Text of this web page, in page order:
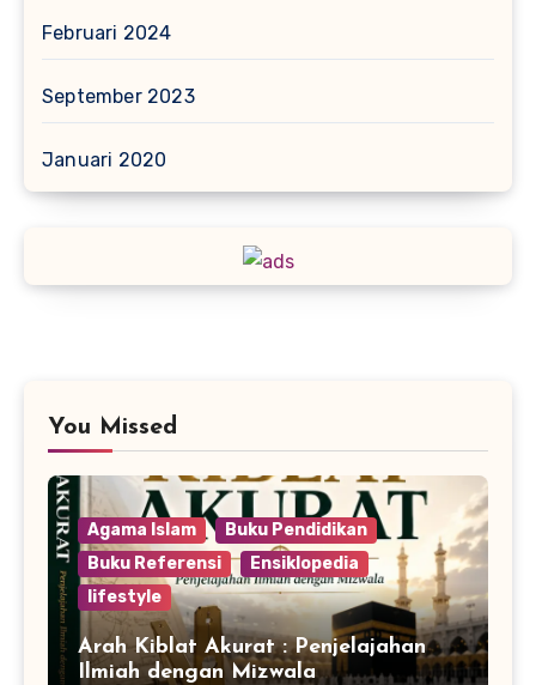
Februari 2024
September 2023
Januari 2020
You Missed
Agama Islam
Buku Pendidikan
Buku Referensi
Ensiklopedia
lifestyle
Arah Kiblat Akurat : Penjelajahan
Ilmiah dengan Mizwala